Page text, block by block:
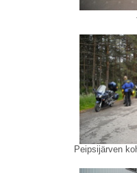
Peipsijärven